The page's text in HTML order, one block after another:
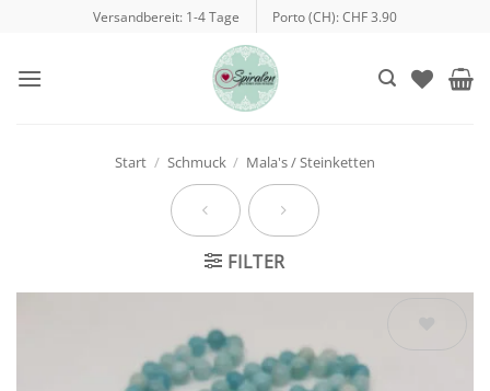
springen
Versandbereit: 1-4 Tage Porto (CH): CHF 3.90
Start / Schmuck / Mala's / Steinketten
FILTER